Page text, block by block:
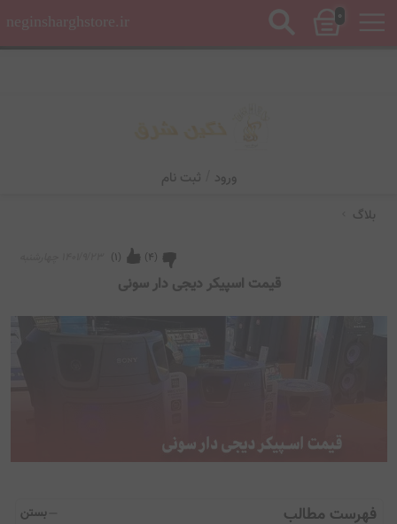
🔥 تخفیف ویژه امروز - همین حالا خرید کنید 🔥
0
neginsharghstore.ir
ورود ثبت نام
بلاگ
(
1
) (
4
)
قیمت اسپیکر دیجی دار سونی
بستن